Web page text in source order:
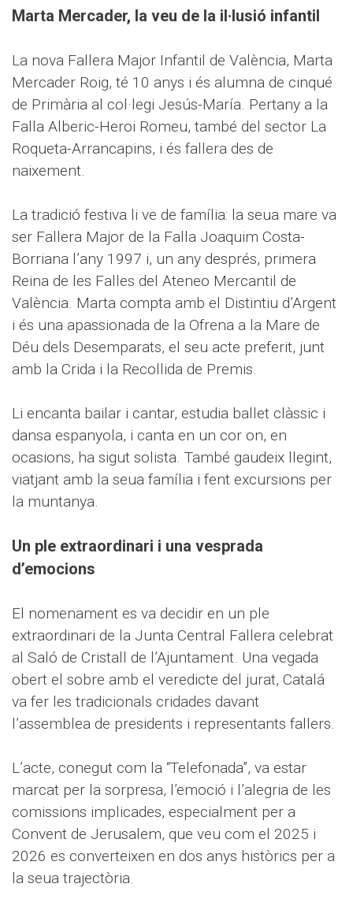
Marta Mercader, la veu de la il·lusió infantil
La nova Fallera Major Infantil de València, Marta
Mercader Roig, té 10 anys i és alumna de cinqué
de Primària al col·legi Jesús-María. Pertany a la
Falla Alberic-Heroi Romeu, també del sector La
Roqueta-Arrancapins, i és fallera des de
naixement.
La tradició festiva li ve de família: la seua mare va
ser Fallera Major de la Falla Joaquim Costa-
Borriana l’any 1997 i, un any després, primera
Reina de les Falles del Ateneo Mercantil de
València. Marta compta amb el Distintiu d’Argent
i és una apassionada de la Ofrena a la Mare de
Déu dels Desemparats, el seu acte preferit, junt
amb la Crida i la Recollida de Premis.
Li encanta bailar i cantar, estudia ballet clàssic i
dansa espanyola, i canta en un cor on, en
ocasions, ha sigut solista. També gaudeix llegint,
viatjant amb la seua família i fent excursions per
la muntanya.
Un ple extraordinari i una vesprada
d’emocions
El nomenament es va decidir en un ple
extraordinari de la Junta Central Fallera celebrat
al Saló de Cristall de l’Ajuntament. Una vegada
obert el sobre amb el veredicte del jurat, Catalá
va fer les tradicionals cridades davant
l’assemblea de presidents i representants fallers.
L’acte, conegut com la “Telefonada”, va estar
marcat per la sorpresa, l’emoció i l’alegria de les
comissions implicades, especialment per a
Convent de Jerusalem, que veu com el 2025 i
2026 es converteixen en dos anys històrics per a
la seua trajectòria.